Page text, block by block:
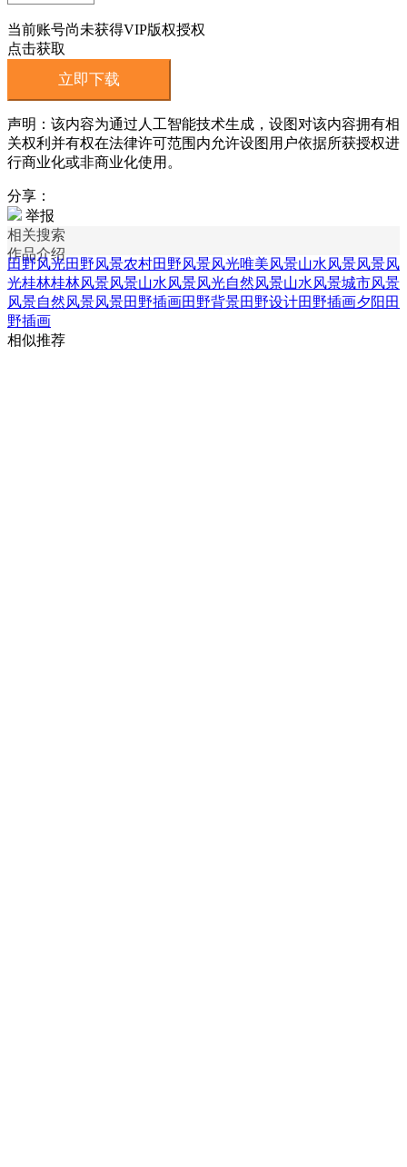
当前账号尚未获得VIP版权授权
点击获取
立即下载
声明：该内容为通过人工智能技术生成，设图对该内容拥有相
关权利并有权在法律许可范围内允许设图用户依据所获授权进
行商业化或非商业化使用。
分享：
举报
相关搜索
作品介绍
田野风光田野风景农村田野风景风光唯美风景山水风景风景风
光桂林桂林风景风景山水风景风光自然风景山水风景城市风景
风景自然风景风景田野插画田野背景田野设计田野插画夕阳田
野插画
相似推荐